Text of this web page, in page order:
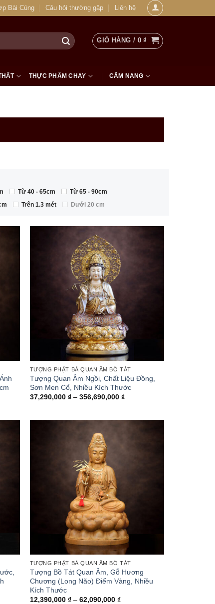
Bài Cúng Câu hỏi thường gặp Liên hệ
GIỎ HÀNG / 0₫
THỰC PHẨM CHAY CẨM NANG
Từ 40 - 65cm
Từ 65 - 90cm
Trên 1.3 mét Dưới 20 cm
TƯỢNG PHẬT BÀ QUAN ÂM BỒ TÁT
Tượng Quan Âm Ngồi, Chất Liệu Đồng,
Sơn Men Cổ, Nhiều Kích Thước
37,290,000 ₫ – 356,690,000 ₫Khoảng
TƯỢNG PHẬT BÀ QUAN ÂM BỒ TÁT
Tượng Bồ Tát Quan Âm, Gỗ Hương
Chương (Long Não) Điểm Vàng, Nhiều
Kích Thước
12,390,000 ₫ – 62,090,000 ₫Khoảng